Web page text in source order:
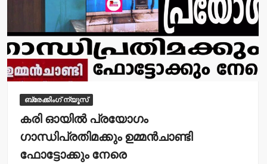
ബ്രേക്കിംഗ് ന്യൂസ്
കരി ഓയില്‍ പ്രയോഗം
ഗാന്ധിപ്രതിമക്കും ഉമ്മന്‍ചാണ്ടി
ഫോട്ടോക്കും നേരെ